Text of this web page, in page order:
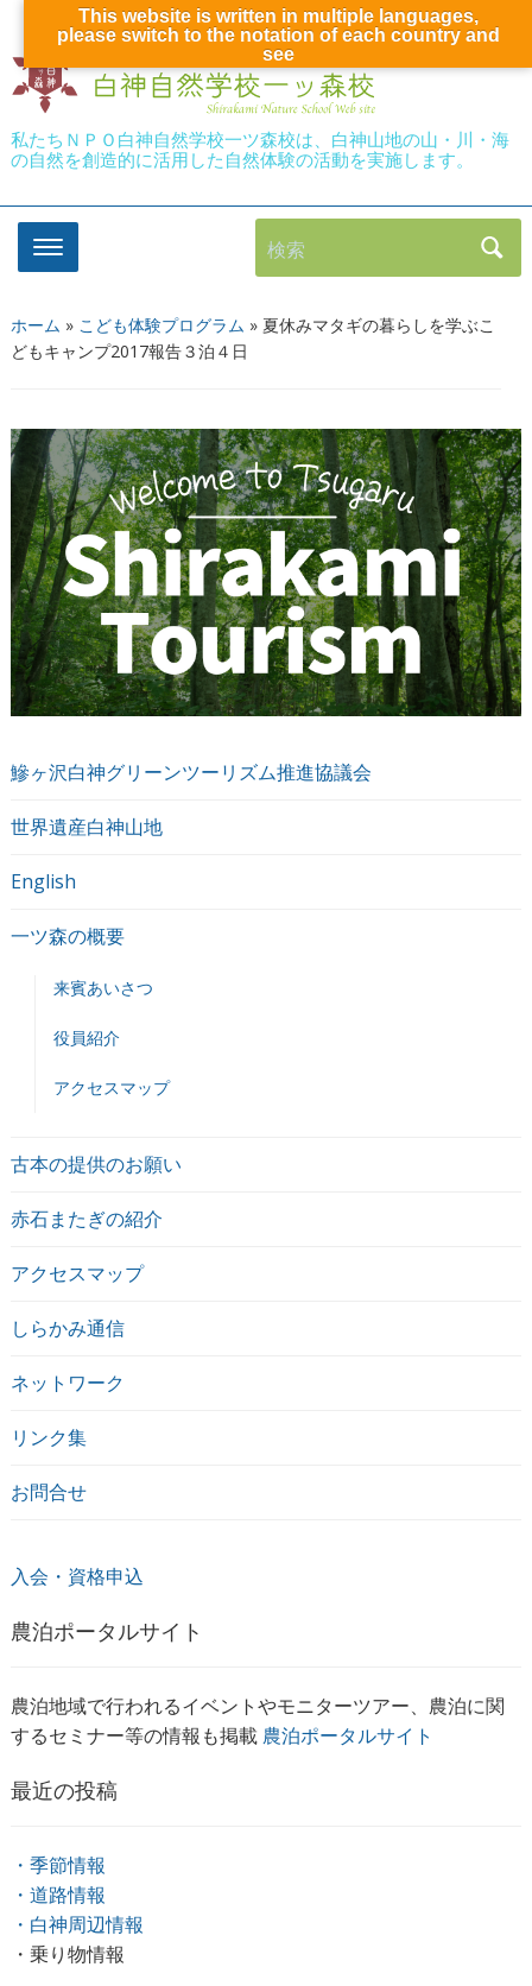
私たちＮＰＯ白神自然学校一ツ森校は、白神山地の山・川・海
の自然を創造的に活用した自然体験の活動を実施します。
検索
ホーム » こども体験プログラム » 夏休みマタギの暮らしを学ぶこ
どもキャンプ2017報告３泊４日
鰺ヶ沢白神グリーンツーリズム推進協議会
世界遺産白神山地
English
一ツ森の概要
来賓あいさつ
役員紹介
アクセスマップ
古本の提供のお願い
赤石またぎの紹介
アクセスマップ
しらかみ通信
ネットワーク
リンク集
お問合せ
入会・資格申込
農泊ポータルサイト
農泊地域で行われるイベントやモニターツアー、農泊に関
するセミナー等の情報も掲載 農泊ポータルサイト
最近の投稿
・季節情報
・道路情報
・白神周辺情報
・乗り物情報
This website is written in multiple languages,
please switch to the notation of each country and
see